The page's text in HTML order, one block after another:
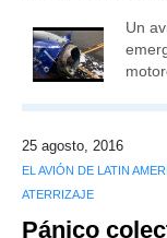
Un
25 agosto, 2016
EL AVIÓN DE LATIN
ATERRIZAJE
Pánico